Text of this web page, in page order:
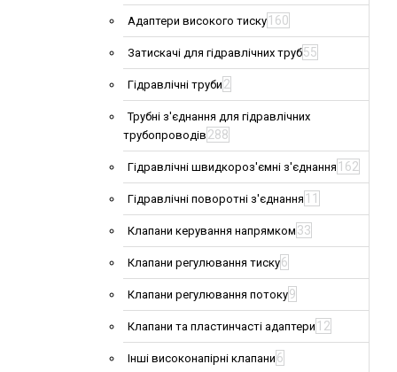
Адаптери високого тиску 160
Затискачі для гідравлічних труб55
Гідравлічні труби 2
Трубні з'єднання для гідравлічних
трубопроводів 288
Гідравлічні швидкороз'ємні з'єднання 162
Гідравлічні поворотні з'єднання 11
Клапани керування напрямком 33
Клапани регулювання тиску6
Клапани регулювання потоку9
Клапани та пластинчасті адаптери 12
Інші високонапірні клапани 6